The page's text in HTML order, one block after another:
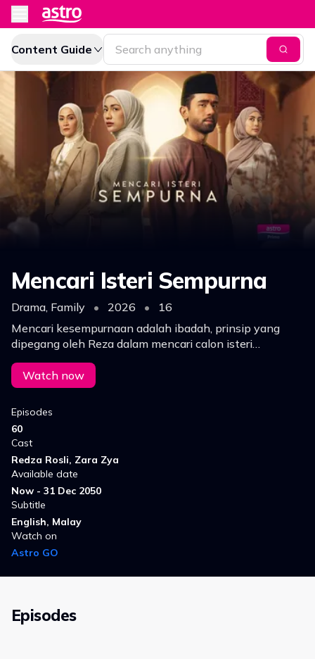
Content Guide
Mencari Isteri Sempurna
Drama, Family • 2026 •
16
Mencari kesempurnaan adalah ibadah, prinsip yang
dipegang oleh Reza dalam mencari calon isteri
sempurna. Namun atas desakan keluarga, Reza
terperangkap dalam jaringan konflik.
Watch now
Episodes
60
Cast
Redza Rosli, Zara Zya
Available date
Now - 31 Dec 2050
Subtitle
English, Malay
Watch on
Astro GO
Episodes